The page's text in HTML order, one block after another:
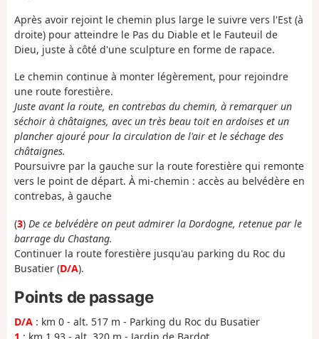
Après avoir rejoint le chemin plus large le suivre vers l'Est (à
droite) pour atteindre le Pas du Diable et le Fauteuil de
Dieu, juste à côté d'une sculpture en forme de rapace.
Le chemin continue à monter légèrement, pour rejoindre
une route forestière.
Juste avant la route, en contrebas du chemin, à remarquer un
séchoir à châtaignes, avec un très beau toit en ardoises et un
plancher ajouré pour la circulation de l'air et le séchage des
châtaignes.
Poursuivre par la gauche sur la route forestière qui remonte
vers le point de départ. À mi-chemin : accès au belvédère en
contrebas, à gauche
(3) De ce belvédère on peut admirer la Dordogne, retenue par le
barrage du Chastang.
Continuer la route forestière jusqu'au parking du Roc du
Busatier (D/A).
Points de passage
D/A : km 0 - alt. 517 m - Parking du Roc du Busatier